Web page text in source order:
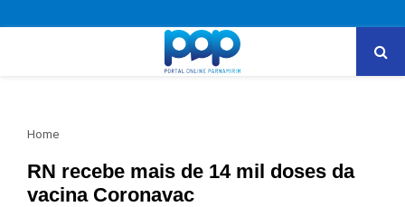
Home
RN recebe mais de 14 mil doses da
vacina Coronavac